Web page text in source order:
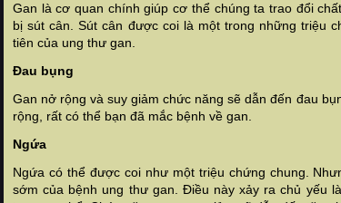
Gan là cơ quan chính giúp cơ thể chúng ta trao đổi
bị sút cân. Sút cân được coi là một trong những triệu
tiên của ung thư gan.
Đau bụng
Gan nở rộng và suy giảm chức năng sẽ dẫn đến đau
rộng, rất có thể bạn đã mắc bệnh về gan.
Ngứa
Ngứa có thể được coi như một triệu chứng chung.
sớm của bệnh ung thư gan. Điều này xảy ra chủ yếu